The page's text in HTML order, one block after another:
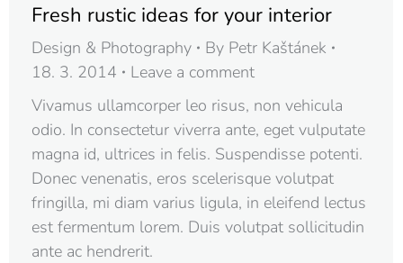
Fresh rustic ideas for your interior
Design & Photography By Petr Kaštánek
18. 3. 2014
Leave a comment
Vivamus ullamcorper leo risus, non vehicula
odio. In consectetur viverra ante, eget vulputate
magna id, ultrices in felis. Suspendisse potenti.
Donec venenatis, eros scelerisque volutpat
fringilla, mi diam varius ligula, in eleifend lectus
est fermentum lorem. Duis volutpat sollicitudin
ante ac hendrerit.